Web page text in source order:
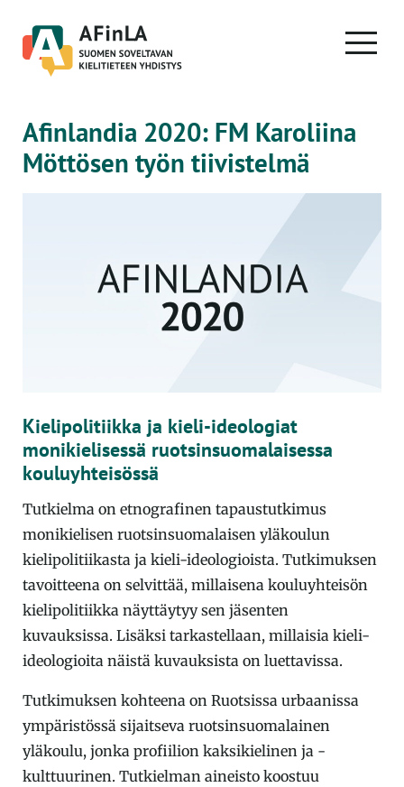
content
Afinlandia 2020: FM Karoliina
Möttösen työn tiivistelmä
Kielipolitiikka ja kieli-ideologiat
monikielisessä ruotsinsuomalaisessa
kouluyhteisössä
Tutkielma on etnografinen tapaustutkimus
monikielisen ruotsinsuomalaisen yläkoulun
kielipolitiikasta ja kieli-ideologioista. Tutkimuksen
tavoitteena on selvittää, millaisena kouluyhteisön
kielipolitiikka näyttäytyy sen jäsenten
kuvauksissa. Lisäksi tarkastellaan, millaisia kieli-
ideologioita näistä kuvauksista on luettavissa.
Tutkimuksen kohteena on Ruotsissa urbaanissa
ympäristössä sijaitseva ruotsinsuomalainen
yläkoulu, jonka profiilion kaksikielinen ja -
kulttuurinen. Tutkielman aineisto koostuu